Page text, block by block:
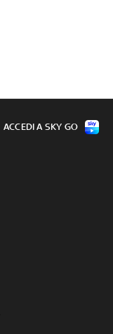
ACCEDI A SKY GO